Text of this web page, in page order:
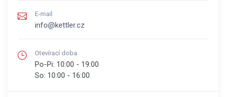
E-mail
info@kettler.cz
Otevírací doba
Po-Pi: 10:00 - 19:00
So: 10:00 - 16:00